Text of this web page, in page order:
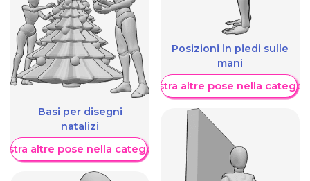
Basi per disegni
natalizi
altre pose nella categoria
Posizioni in piedi sulle
mani
Mostra altre pose nella